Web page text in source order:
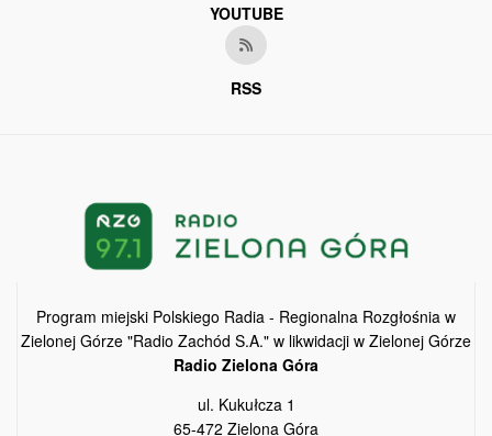
YOUTUBE
RSS
Program miejski Polskiego Radia - Regionalna Rozgłośnia w
Zielonej Górze "Radio Zachód S.A." w likwidacji w Zielonej Górze
Radio Zielona Góra
ul. Kukułcza 1
65-472 Zielona Góra